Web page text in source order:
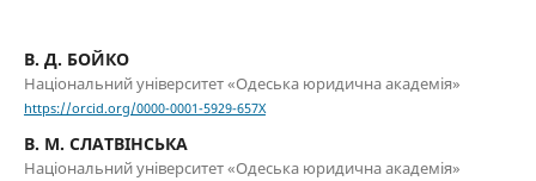
В. Д. БОЙКО
Національний університет «Одеська юридична академія»
https://orcid.org/0000-0001-5929-657X
В. М. СЛАТВІНСЬКА
Національний університет «Одеська юридична академія»